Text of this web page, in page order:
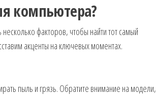
компьютера?
факторов, чтобы найти тот самый
акценты на ключевых моментах.
пыль и грязь. Обратите внимание на модели,